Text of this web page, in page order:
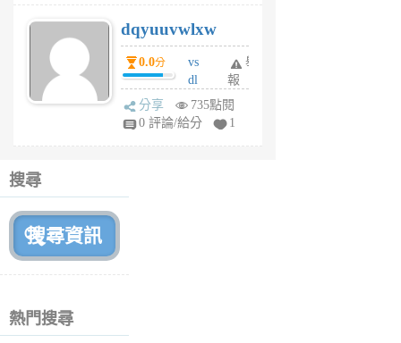
6
個
月
前
dqyuuvwlxw
0.0分
vs
dl
sq
fy
舉
報
分享
735點閱
0 評論/給分
1
搜尋
熱門搜尋